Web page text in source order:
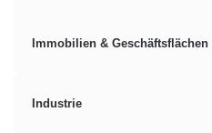
Immobilien & Geschäftsflächen
Industrie